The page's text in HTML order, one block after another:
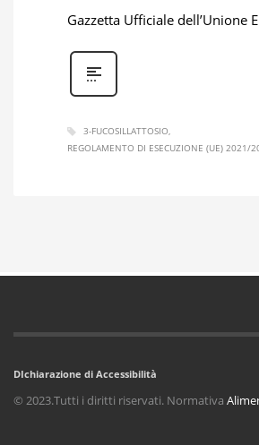
Gazzetta Ufficiale dell’Unione
3-FUCOSILLATTOSIO
REGOLAMENTO DI ESECUZIONE (UE) 2021/
DIchiarazione di Accessibilità
© 2023.Tutti i diritti riservati. Normativa